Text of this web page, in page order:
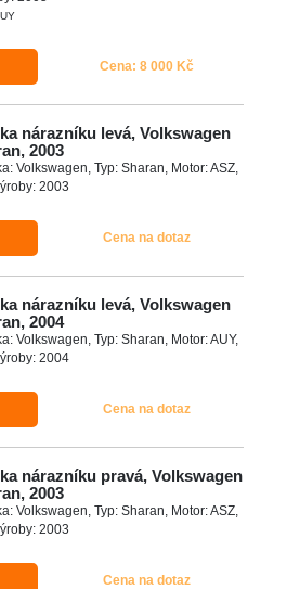
Cena: 8 000 Kč
nárazníku levá, Volkswagen
2003
Volkswagen, Typ: Sharan, Motor: ASZ,
2003
Cena na dotaz
nárazníku levá, Volkswagen
2004
Volkswagen, Typ: Sharan, Motor: AUY,
2004
Cena na dotaz
nárazníku pravá, Volkswagen
2003
Volkswagen, Typ: Sharan, Motor: ASZ,
2003
Cena na dotaz